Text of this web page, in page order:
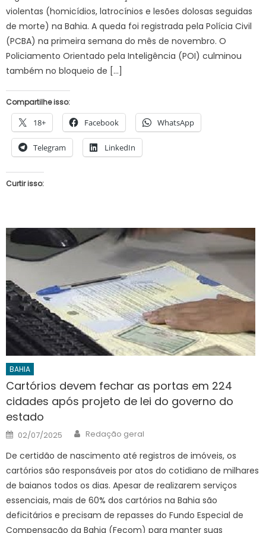
violentas (homicídios, latrocínios e lesões dolosas seguidas
de morte) na Bahia. A queda foi registrada pela Polícia Civil
(PCBA) na primeira semana do mês de novembro. O
Policiamento Orientado pela Inteligência (POI) culminou
também no bloqueio de […]
Compartilhe isso:
18+ Facebook WhatsApp
Telegram LinkedIn
Curtir isso:
BAHIA
Cartórios devem fechar as portas em 224
cidades após projeto de lei do governo do
estado
Posted
on
02/07/2025 Author
Redação geral
De certidão de nascimento até registros de imóveis, os
cartórios são responsáveis por atos do cotidiano de milhares
de baianos todos os dias. Apesar de realizarem serviços
essenciais, mais de 60% dos cartórios na Bahia são
deficitários e precisam de repasses do Fundo Especial de
Compensação da Bahia (Fecom) para manter suas